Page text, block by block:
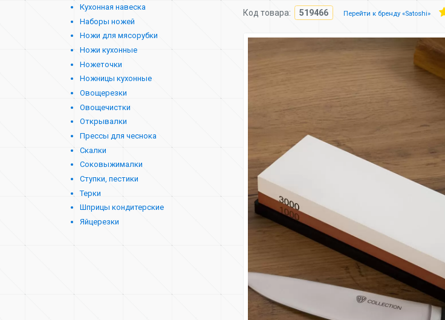
Кухонная навеска
Наборы ножей
Ножи для мясорубки
Ножи кухонные
Ножеточки
Ножницы кухонные
Овощерезки
Овощечистки
Открывалки
Прессы для чеснока
Скалки
Соковыжималки
Ступки, пестики
Терки
Шприцы кондитерские
Яйцерезки
Код товара: 519466 Перейти к бренду «Satoshi»